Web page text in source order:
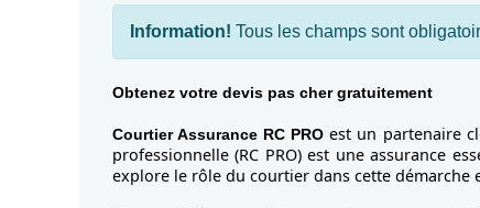
Information! Tous les champs sont
Obtenez votre devis pas cher gratuitement
Courtier Assurance RC PROest un partenaire
professionnelle (RC PRO) est une assurance
explore le rôle du courtier dans cette démarche